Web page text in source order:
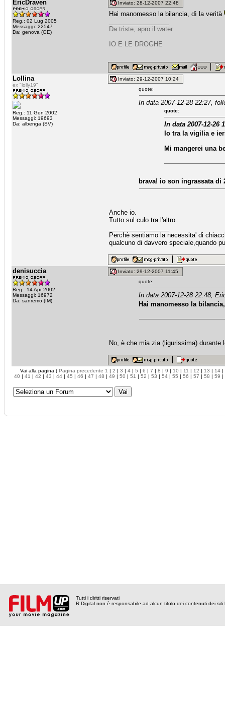
EricDraven
Reg.: 02 Lug 2005
Messaggi: 22547
Da: genova (GE)
Inviato: 28-12-2007 22:48
Hai manomesso la bilancia, dì la verità
Da triste, apro il water
IO E LE DROGHE
Lollina
ex "lolly19"
Reg.: 11 Gen 2002
Messaggi: 19693
Da: albenga (SV)
Inviato: 29-12-2007 10:24
quote:
In data 2007-12-28 22:27,
quote:
In data 2007-12-26
Io tra la vigilia e
Mi mangerei una
brava! io son ingrassata
Anche io.
Tutto sul culo tra l'altro.
Perchè sentiamo la necessita' di
qualcuno di davvero speciale,quando
denisuccia
Reg.: 14 Apr 2002
Messaggi: 16972
Da: sanremo (IM)
Inviato: 29-12-2007 11:45
quote:
In data 2007-12-28 22:48,
Hai manomesso la
No, è che mia zia (ligurissima)
Vai alla pagina ( Pagina precedente 1 | 2 | 3 | 4 | 5 | 6 | 7 | 8 | 9 | 10 | 11 | 12 | 13 | 14 |
40 | 41 | 42 | 43 | 44 | 45 | 46 | 47 | 48 | 49 | 50 | 51 | 52 | 53 | 54 | 55 | 56 | 57 | 58 | 59 |
Tutti i diritti riservati
R Digital non è responsabile ad alcun titolo dei contenuti dei siti